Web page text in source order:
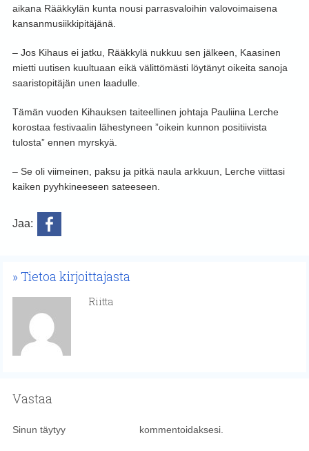
aikana Rääkkylän kunta nousi parrasvaloihin valovoimaisena
kansanmusiikkipitäjänä.
– Jos Kihaus ei jatku, Rääkkylä nukkuu sen jälkeen, Kaasinen
mietti uutisen kuultuaan eikä välittömästi löytänyt oikeita sanoja
saaristopitäjän unen laadulle.
Tämän vuoden Kihauksen taiteellinen johtaja Pauliina Lerche
korostaa festivaalin lähestyneen ”oikein kunnon positiivista
tulosta” ennen myrskyä.
– Se oli viimeinen, paksu ja pitkä naula arkkuun, Lerche viittasi
kaiken pyyhkineeseen sateeseen.
Jaa:
Tietoa kirjoittajasta
Riitta
Vastaa
Sinun täytyy kommentoidaksesi.